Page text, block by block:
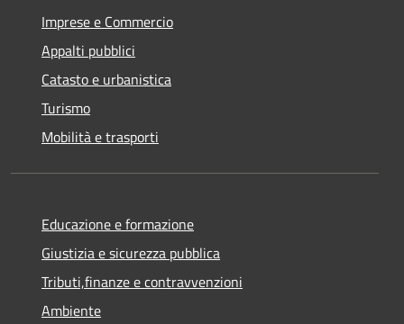
Imprese e Commercio
Appalti pubblici
Catasto e urbanistica
Turismo
Mobilità e trasporti
Educazione e formazione
Giustizia e sicurezza pubblica
Tributi,finanze e contravvenzioni
Ambiente